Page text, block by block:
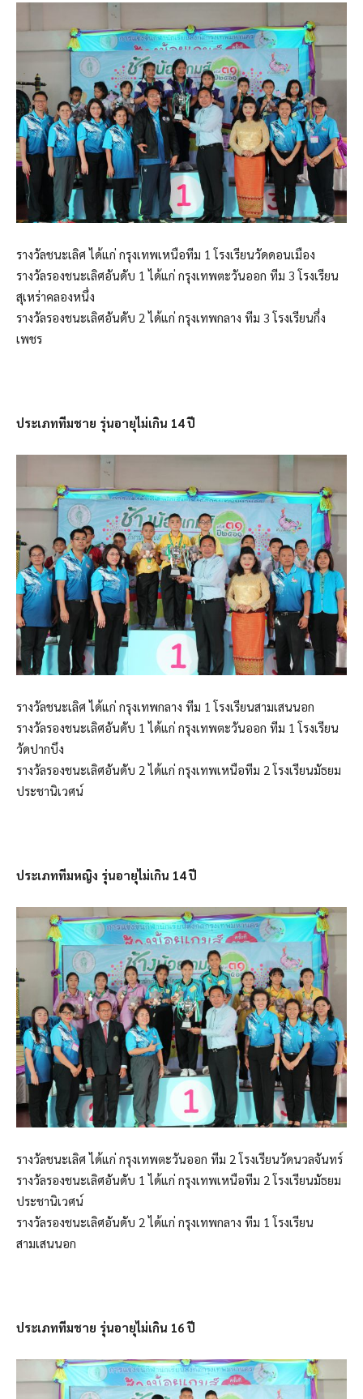
รางวัลชนะเลิศ ได้แก่ กรุงเทพเหนือทีม 1 โรงเรียนวัดดอนเมือง
รางวัลรองชนะเลิศอันดับ 1 ได้แก่ กรุงเทพตะวันออก ทีม 3 โรงเรียน
สุเหร่าคลองหนึ่ง
รางวัลรองชนะเลิศอันดับ 2 ได้แก่ กรุงเทพกลาง ทีม 3 โรงเรียนกึ่ง
เพชร
ประเภททีมชาย รุ่นอายุไม่เกิน 14 ปี
รางวัลชนะเลิศ ได้แก่ กรุงเทพกลาง ทีม 1 โรงเรียนสามเสนนอก
รางวัลรองชนะเลิศอันดับ 1 ได้แก่ กรุงเทพตะวันออก ทีม 1 โรงเรียน
วัดปากบึง
รางวัลรองชนะเลิศอันดับ 2 ได้แก่ กรุงเทพเหนือทีม 2 โรงเรียนมัธยม
ประชานิเวศน์
ประเภททีมหญิง รุ่นอายุไม่เกิน 14 ปี
รางวัลชนะเลิศ ได้แก่ กรุงเทพตะวันออก ทีม 2 โรงเรียนวัดนวลจันทร์
รางวัลรองชนะเลิศอันดับ 1 ได้แก่ กรุงเทพเหนือทีม 2 โรงเรียนมัธยม
ประชานิเวศน์
รางวัลรองชนะเลิศอันดับ 2 ได้แก่ กรุงเทพกลาง ทีม 1 โรงเรียน
สามเสนนอก
ประเภททีมชาย รุ่นอายุไม่เกิน 16 ปี